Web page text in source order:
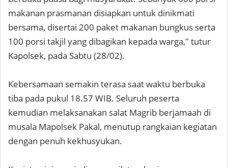
makanan prasmanan disiapkan untuk dinikmati
bersama, disertai 200 paket makanan bungkus serta
100 porsi takjil yang dibagikan kepada warga," tutur
Kapolsek, pada Sabtu (28/02).
Kebersamaan semakin terasa saat waktu berbuka
tiba pada pukul 18.57 WIB. Seluruh peserta
kemudian melaksanakan salat Magrib berjamaah di
musala Mapolsek Pakal, menutup rangkaian kegiatan
dengan penuh kekhusyukan.